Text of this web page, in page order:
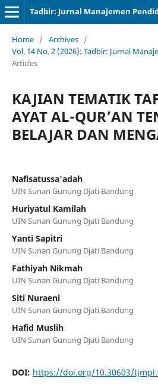
Tadbir: Jurnal Manajemen
Home / Archives /
Vol. 14 No. 2 (2026): Tadbir: Jurnal
Articles
KAJIAN TEMATIK
AYAT AL-QUR’AN
BELAJAR DAN
Nafisatussa'adah
UIN Sunan Gunung Djati Bandung
Huriyatul Kamilah
UIN Sunan Gunung Djati Bandung
Yanti Sapitri
UIN Sunan Gunung Djati Bandung
Fathiyah Nikmah
UIN Sunan Gunung Djati Bandung
Siti Nuraeni
UIN Sunan Gunung Djati Bandung
Hafid Muslih
UIN Sunan Gunung Djati Bandung
DOI: https://doi.org/10.30603/